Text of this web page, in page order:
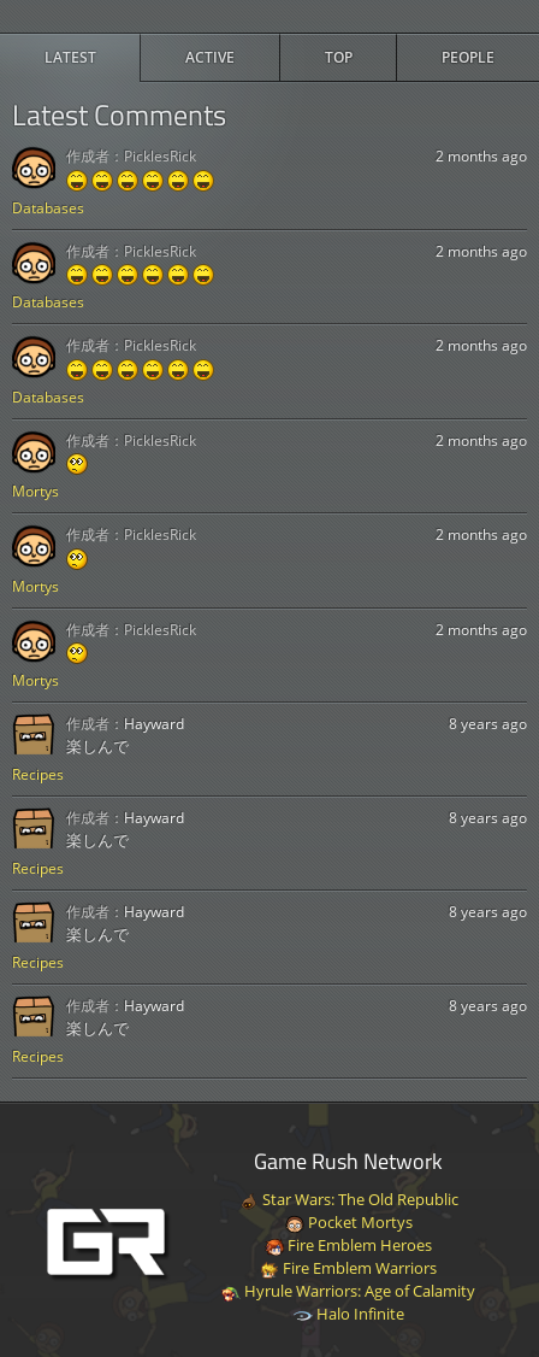
LATEST ACTIVE TOP PEOPLE
Latest Comments
Databases
2 months ago
作成者： PicklesRick
Databases
2 months ago
作成者： PicklesRick
Databases
2 months ago
作成者： PicklesRick
Mortys
2 months ago
作成者： PicklesRick
Mortys
2 months ago
作成者： PicklesRick
Mortys
2 months ago
作成者： PicklesRick
Recipes
8 years ago
楽しんで
作成者： Hayward
Recipes
8 years ago
楽しんで
作成者： Hayward
Recipes
8 years ago
楽しんで
作成者： Hayward
Recipes
8 years ago
楽しんで
作成者： Hayward
Game Rush Network
Star Wars: The Old Republic
Pocket Mortys
Fire Emblem Heroes
Fire Emblem Warriors
Hyrule Warriors: Age of Calamity
Halo Infinite